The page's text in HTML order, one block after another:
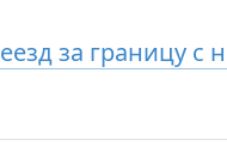
за границу с